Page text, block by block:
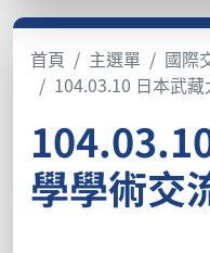
首頁 主選單 國際
104.03.10 日本武
學學術交